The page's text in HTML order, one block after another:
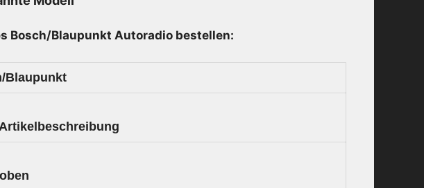
Bosch/Blaupunkt Autoradio bestellen:
Blaupunkt